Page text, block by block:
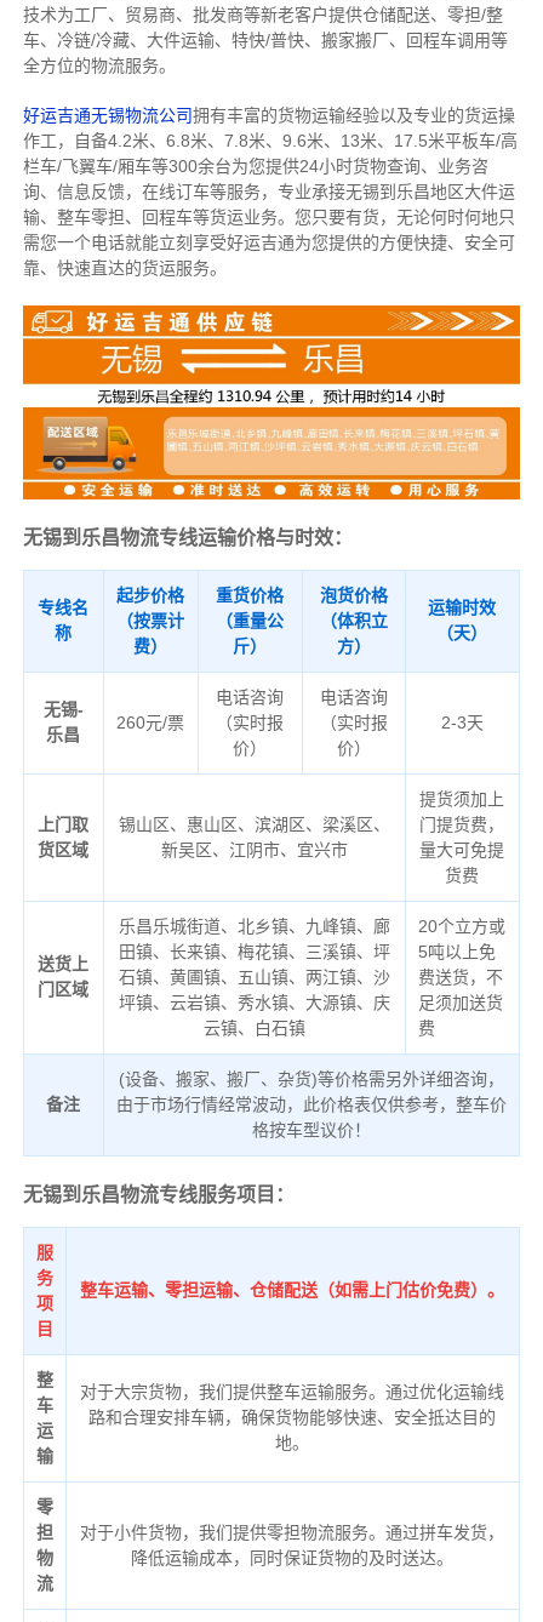
技术为工厂、贸易商、批发商等新老客户提供仓储配送、零担/整
车、冷链/冷藏、大件运输、特快/普快、搬家搬厂、回程车调用等
全方位的物流服务。
好运吉通无锡物流公司拥有丰富的货物运输经验以及专业的货运操
作工，自备4.2米、6.8米、7.8米、9.6米、13米、17.5米平板车/高
栏车/飞翼车/厢车等300余台为您提供24小时货物查询、业务咨
询、信息反馈，在线订车等服务， 专业承接无锡到乐昌地区大件运
输、整车零担、回程车等货运业务。 您只要有货，无论何时何地只
需您一个电话就能立刻享受好运吉通为您提供的方便快捷、安全可
靠、快速直达的货运服务。
无锡到乐昌物流专线运输价格与时效：
专线名
称
起步价格
（按票计
费）
重货价格
（重量公
斤）
泡货价格
（体积立
方）
运输时效
（天）
无锡-
乐昌
260元/票
电话咨询
（实时报
价）
电话咨询
（实时报
价）
2-3天
上门取
货区域
锡山区、惠山区、滨湖区、梁溪区、
新吴区、江阴市、宜兴市
提货须加上
门提货费，
量大可免提
货费
送货上
门区域
乐昌乐城街道、北乡镇、九峰镇、廊
田镇、长来镇、梅花镇、三溪镇、坪
石镇、黄圃镇、五山镇、两江镇、沙
坪镇、云岩镇、秀水镇、大源镇、庆
云镇、白石镇
20个立方或
5吨以上免
费送货，不
足须加送货
费
备注
(设备、搬家、搬厂、杂货)等价格需另外详细咨询，
由于市场行情经常波动，此价格表仅供参考，整车价
格按车型议价！
无锡到乐昌物流专线服务项目：
服
务
项
目
整车运输、零担运输、仓储配送（如需上门估价免费）。
整
车
运
输
对于大宗货物，我们提供整车运输服务。通过优化运输线
路和合理安排车辆，确保货物能够快速、安全抵达目的
地。
零
担
物
流
对于小件货物，我们提供零担物流服务。通过拼车发货，
降低运输成本，同时保证货物的及时送达。